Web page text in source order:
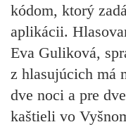
kódom, ktorý
aplikácii.
Eva Guliková,
z hlasujúcich má
dve noci a pre
kaštieli vo